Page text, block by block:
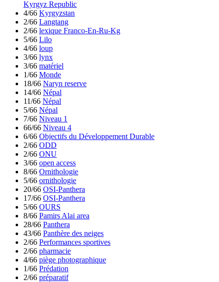
Kyrgyz Republic
4/66 Kyrgyzstan
2/66 Langtang
2/66 lexique Franco-En-Ru-Kg
5/66 Lilo
4/66 loup
3/66 lynx
3/66 matériel
1/66 Monde
18/66 Naryn reserve
14/66 Népal
11/66 Népal
5/66 Népal
7/66 Niveau 1
66/66 Niveau 4
6/66 Objectifs du Développement Durable
2/66 ODD
2/66 ONU
3/66 open access
8/66 Ornithologie
5/66 ornithologie
20/66 OSI-Panthera
17/66 OSI-Panthera
5/66 OURS
8/66 Pamirs Alai area
28/66 Panthera
43/66 Panthère des neiges
2/66 Performances sportives
2/66 pharmacie
4/66 piège photographique
1/66 Prédation
2/66 préparatif